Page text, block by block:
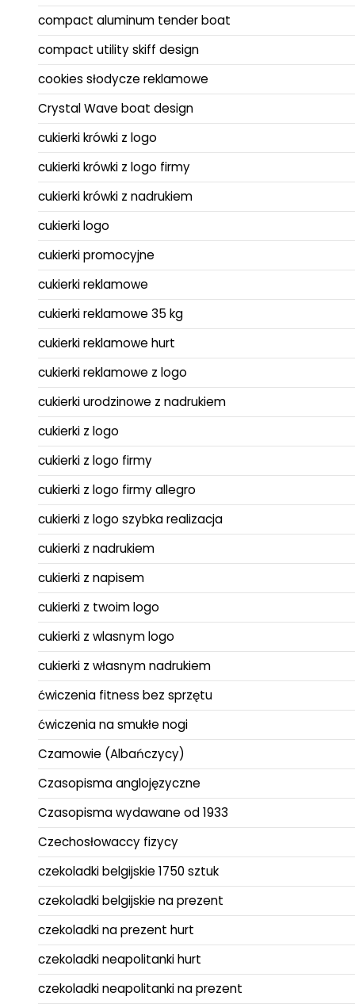
compact aluminum tender boat
compact utility skiff design
cookies słodycze reklamowe
Crystal Wave boat design
cukierki krówki z logo
cukierki krówki z logo firmy
cukierki krówki z nadrukiem
cukierki logo
cukierki promocyjne
cukierki reklamowe
cukierki reklamowe 35 kg
cukierki reklamowe hurt
cukierki reklamowe z logo
cukierki urodzinowe z nadrukiem
cukierki z logo
cukierki z logo firmy
cukierki z logo firmy allegro
cukierki z logo szybka realizacja
cukierki z nadrukiem
cukierki z napisem
cukierki z twoim logo
cukierki z wlasnym logo
cukierki z własnym nadrukiem
ćwiczenia fitness bez sprzętu
ćwiczenia na smukłe nogi
Czamowie (Albańczycy)
Czasopisma anglojęzyczne
Czasopisma wydawane od 1933
Czechosłowaccy fizycy
czekoladki belgijskie 1750 sztuk
czekoladki belgijskie na prezent
czekoladki na prezent hurt
czekoladki neapolitanki hurt
czekoladki neapolitanki na prezent